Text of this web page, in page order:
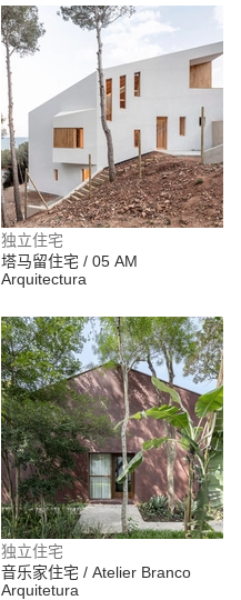
独立住宅
塔马留住宅 / 05 AM
Arquitectura
独立住宅
音乐家住宅 / Atelier Branco
Arquitetura